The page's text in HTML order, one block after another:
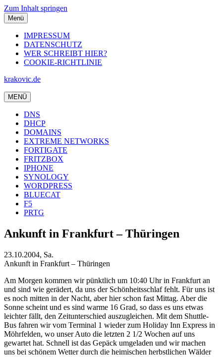
Zum Inhalt springen
Menü
IMPRESSUM
DATENSCHUTZ
WER SCHREIBT HIER?
COOKIE-RICHTLINIE
krakovic.de
MENÜ
DNS
DHCP
DOMAINS
EXTREME NETWORKS
FORTIGATE
FRITZBOX
IPHONE
SYNOLOGY
WORDPRESS
BLUECAT
F5
PRTG
Ankunft in Frankfurt – Thüringen
23.10.2004, Sa.
Ankunft in Frankfurt – Thüringen
Am Morgen kommen wir pünktlich um 10:40 Uhr in Frankfurt an
und sind wie gerädert, da uns der Schönheitsschlaf fehlt. Für uns ist
es noch mitten in der Nacht, aber hier schon fast Mittag. Aber die
Sonne scheint und es sind warme 16 Grad, so dass es uns etwas
leichter fällt, den Zeitunterschied auszugleichen. Mit dem Shuttle-
Bus fahren wir vom Terminal 1 wieder zum Holiday Inn Express in
Möhrfelden, wo unser Auto die letzten 2 1/2 Wochen auf uns
gewartet hat. Schnell ist das Gepäck umgeladen und wir machen
uns bei schönem Wetter durch die heimischen herbstlichen Wälder